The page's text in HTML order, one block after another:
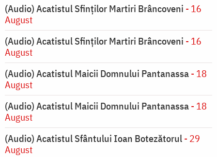
(Audio) Acatistul Sfinților Martiri Brâncoveni - 16
August
(Audio) Acatistul Sfinților Martiri Brâncoveni - 16
August
(Audio) Acatistul Maicii Domnului Pantanassa- 18
August
(Audio) Acatistul Maicii Domnului Pantanassa- 18
August
(Audio) Acatistul Sfântului Ioan Botezătorul- 29
August